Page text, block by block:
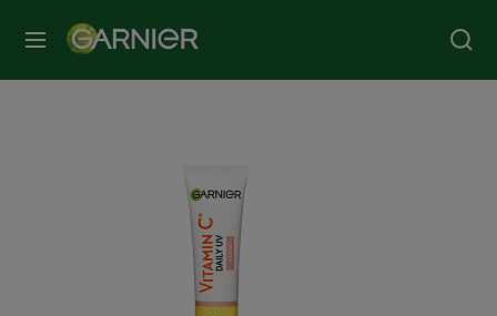
МЕНЮ